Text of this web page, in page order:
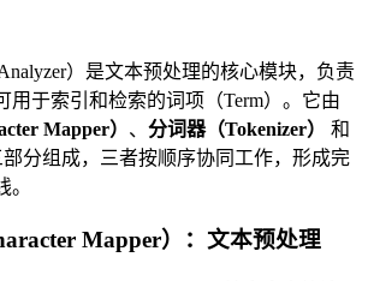
）是文本预处理的核心模块，负责
用于索引和检索的词项（Term）。它由
Mapper） 、 分词器（Tokenizer）
和
部分组成，三者按顺序协同工作，形成完
Mapper）：文本预处理